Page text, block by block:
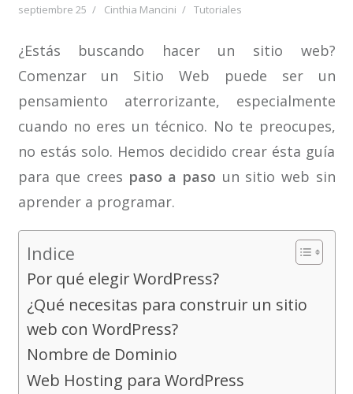
septiembre 25 Cinthia Mancini Tutoriales
¿Estás buscando hacer un sitio web?
Comenzar un Sitio Web puede ser un
pensamiento aterrorizante, especialmente
cuando no eres un técnico. No te preocupes,
no estás solo. Hemos decidido crear ésta guía
para que crees paso a paso un sitio web sin
aprender a programar.
Indice
Por qué elegir WordPress?
¿Qué necesitas para construir un sitio
web con WordPress?
Nombre de Dominio
Web Hosting para WordPress